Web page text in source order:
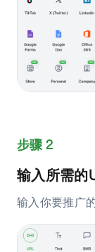
步骤 2
输入所需的
输入你要推广